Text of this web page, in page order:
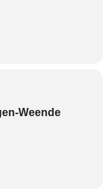
Weende